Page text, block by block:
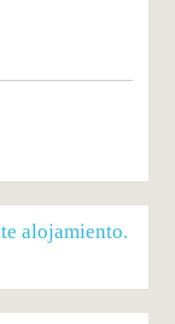
alojamiento.